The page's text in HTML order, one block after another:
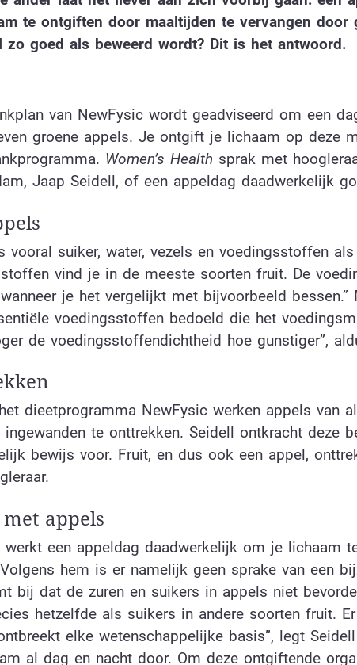
te ontgiften door maaltijden te vervangen door
goed als beweerd wordt? Dit is het antwoord.
van NewFysic wordt geadviseerd om een
groene appels. Je ontgift je lichaam op deze
Women’s Health sprak met
Jaap Seidell, of een appeldag daadwerkelijk
suiker, water, vezels en voedingsstoffen
vind je in de meeste soorten fruit. De
je het vergelijkt met bijvoorbeeld
voedingsstoffen bedoeld die het
de voedingsstoffendichtheid hoe gunstiger”,
dieetprogramma NewFysic werken appels van
te onttrekken. Seidell ontkracht deze
bewijs voor. Fruit, en dus ook een appel,
appels
werkt een appeldag daadwerkelijk om je lichaam
hem is er namelijk geen sprake van een
bij dat de zuren en suikers in appels niet
hetzelfde als suikers in andere soorten fruit.
elke wetenschappelijke basis”, legt
al dag en nacht door. Om deze ontgiftende